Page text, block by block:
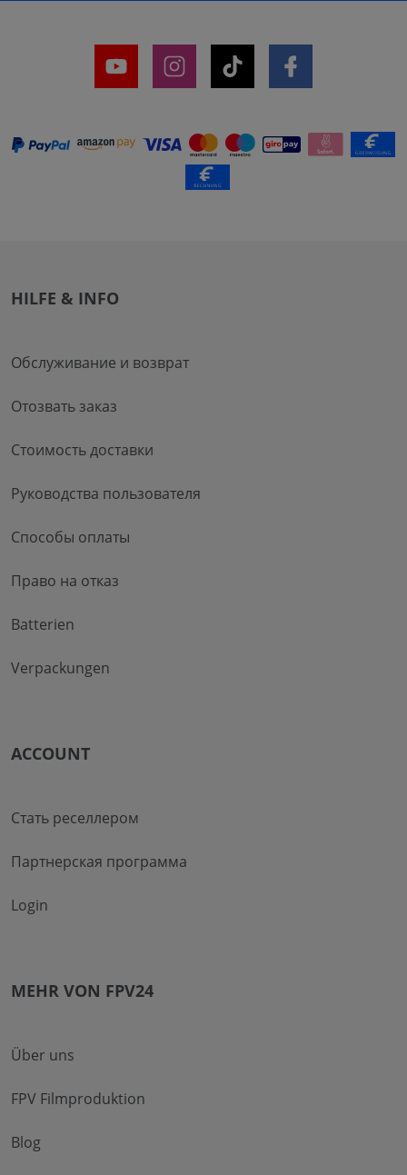
HILFE & INFO
Обслуживание и возврат
Отозвать заказ
Стоимость доставки
Руководства пользователя
Способы оплаты
Право на отказ
Batterien
Verpackungen
ACCOUNT
Стать реселлером
Партнерская программа
Login
MEHR VON FPV24
Über uns
FPV Filmproduktion
Blog